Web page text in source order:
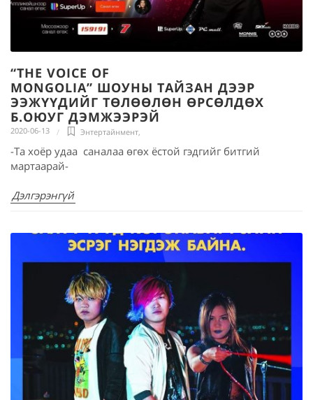
“THE VOICE OF
MONGOLIA” ШОУНЫ ТАЙЗАН ДЭЭР
ЭЭЖҮҮДИЙГ ТӨЛӨӨЛӨН ӨРСӨЛДӨХ
Б.ОЮУГ ДЭМЖЭЭРЭЙ
2020-06-13 Энтертайнмент,
-Та хоёр удаа саналаа өгөх ёстой гэдгийг битгий
мартаарай-
Дэлгэрэнгүй